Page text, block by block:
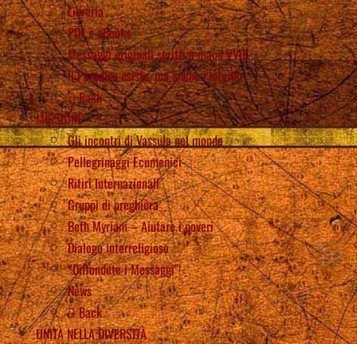
Libreria
PDF e eBooks
Messaggi originali scritti a mano VViD
Il Paradiso esiste, ma anche l’Inferno
Back
MISSIONE
Gli incontri di Vassula nel mondo
Pellegrinaggi Ecumenici
Ritiri Internazionali
Gruppi di preghiera
Beth Myriam – Aiutare i poveri
Dialogo interreligioso
“Diffondete i Messaggi”!
News
Back
UNITÀ NELLA DIVERSITÀ